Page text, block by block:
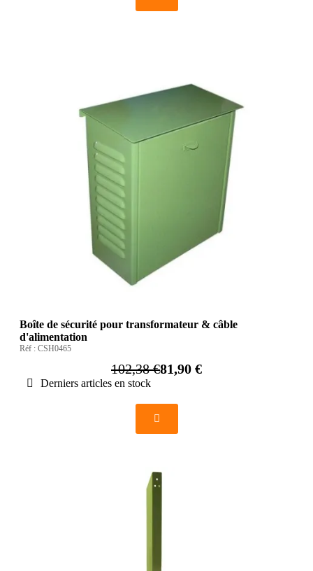
Boîte de sécurité pour transformateur & câble
d'alimentation
Réf : CSH0465
102,38 €81,90 €
Derniers articles en stock